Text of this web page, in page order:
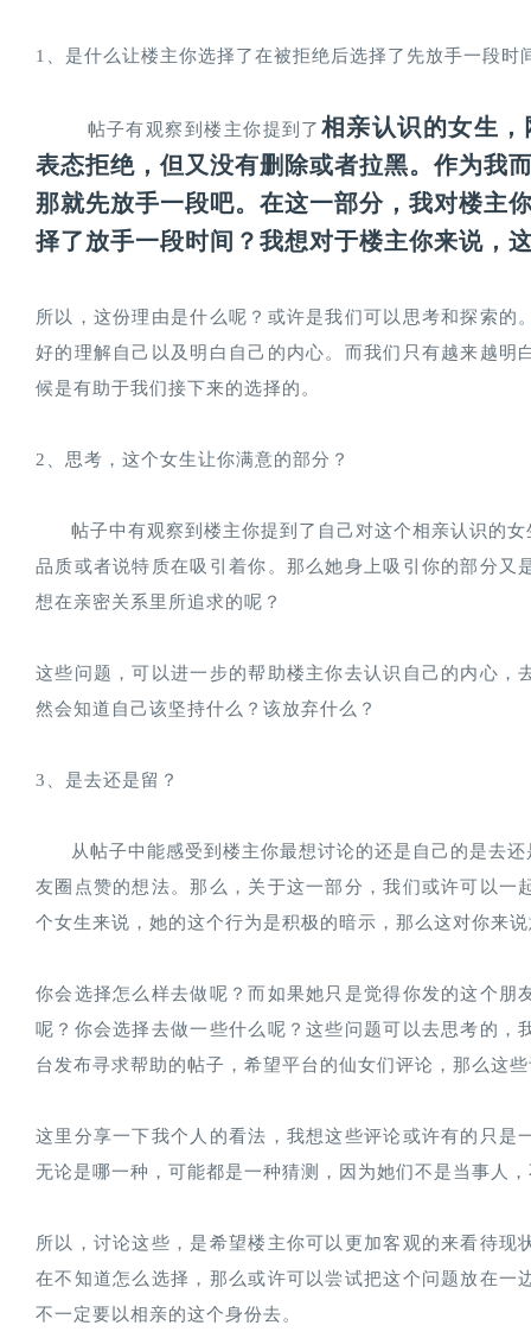
1、是什么让楼主你选择了在被拒绝后选择了先放手一段时
帖子有观察到楼主你提到了 相亲认识的女生
表态拒绝，但又没有删除或者拉黑。作为我
那就先放手一段吧。在这一部分，我对楼主
择了放手一段时间？我想对于楼主你来说，
所以，这份理由是什么呢？或许是我们可以思考和探索
好的理解自己以及明白自己的内心。而我们只有越来越
候是有助于我们接下来的选择的。
2、思考，这个女生让你满意的部分？
帖子中有观察到楼主你提到了自己对这个相亲认识的女
品质或者说特质在吸引着你。那么她身上吸引你的部分
想在亲密关系里所追求的呢？
这些问题，可以进一步的帮助楼主你去认识自己的内心
然会知道自己该坚持什么？该放弃什么？
3、是去还是留？
从帖子中能感受到楼主你最想讨论的还是自己的是去还
友圈点赞的想法。那么，关于这一部分，我们或许可以
个女生来说，她的这个行为是积极的暗示，那么这对你来
你会选择怎么样去做呢？而如果她只是觉得你发的这个
呢？你会选择去做一些什么呢？这些问题可以去思考的
台发布寻求帮助的帖子，希望平台的仙女们评论，那么这
这里分享一下我个人的看法，我想这些评论或许有的只
无论是哪一种，可能都是一种猜测，因为她们不是当事人
所以，讨论这些，是希望楼主你可以更加客观的来看待
在不知道怎么选择，那么或许可以尝试把这个问题放在
不一定要以相亲的这个身份去。